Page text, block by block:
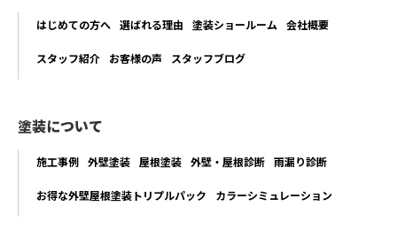
はじめての方へ 選ばれる理由 塗装ショールーム 会社概要
スタッフ紹介 お客様の声 スタッフブログ
塗装について
施工事例 外壁塗装 屋根塗装 外壁・屋根診断 雨漏り診断
お得な外壁屋根塗装トリプルパック カラーシミュレーション